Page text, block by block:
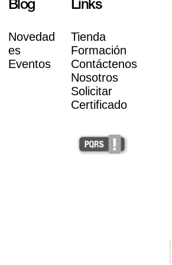
Blog
Novedad
es
Eventos
Links
Tienda
Formación
Contáctenos
Nosotros
Solicitar
Certificado